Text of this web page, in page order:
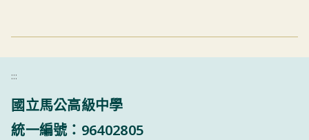
:::
國立馬公高級中學
統一編號：96402805